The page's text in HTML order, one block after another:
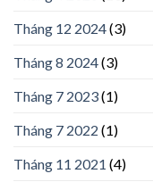
Tháng 12 2024(3)
Tháng 8 2024(3)
Tháng 7 2023(1)
Tháng 7 2022 (1)
Tháng 11 2021 (4)